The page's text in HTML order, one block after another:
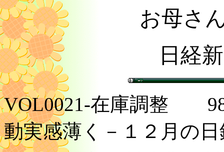
お母さ
日経
VOL0021-在庫調整 98/
動実感薄く－１２月の